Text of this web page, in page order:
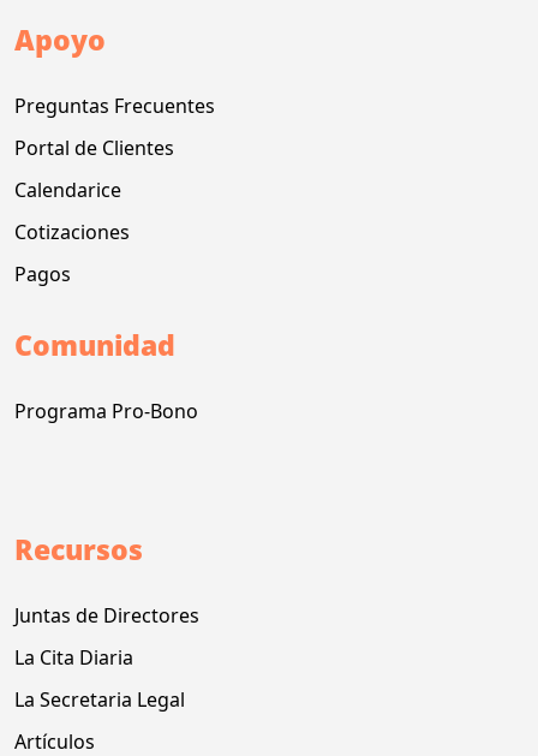
Apoyo
Preguntas Frecuentes
Portal de Clientes
Calendarice
Cotizaciones
Pagos
Comunidad
Programa Pro-Bono
Recursos
Juntas de Directores
La Cita Diaria
La Secretaria Legal
Artículos